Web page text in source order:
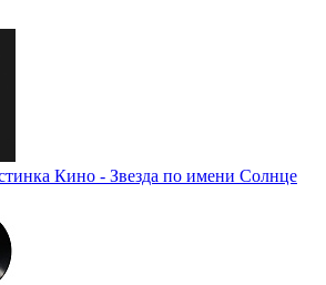
Кино - Звезда по имени Солнце